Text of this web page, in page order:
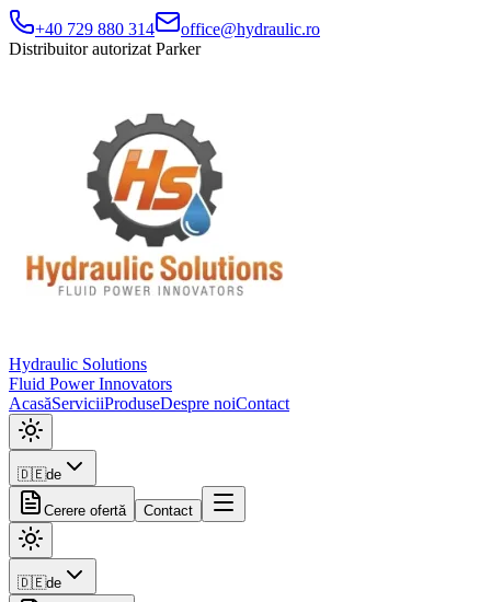
+40 729 880 314
office@hydraulic.ro
Distribuitor autorizat Parker
Hydraulic Solutions
Fluid Power Innovators
AcasăServiciiProduseDespre noiContact
🇩🇪de
Cerere ofertă Contact
🇩🇪de